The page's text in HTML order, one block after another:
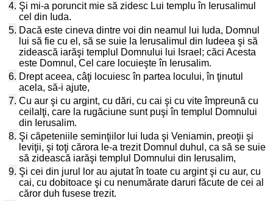
4. Şi mi-a poruncit mie să zidesc Lui templu în Ierusalimul
cel din Iuda.
5. Dacă este cineva dintre voi din neamul lui Iuda, Domnul
lui să fie cu el, să se suie la Ierusalimul din Iudeea şi să
zidească iarăşi templul Domnului lui Israel; căci Acesta
este Domnul, Cel care locuieşte în Ierusalim.
6. Drept aceea, câţi locuiesc în partea locului, în ţinutul
acela, să-i ajute,
7. Cu aur şi cu argint, cu dări, cu cai şi cu vite împreună cu
ceilalţi, care la rugăciune sunt puşi în templul Domnului
din Ierusalim.
8. Şi căpeteniile seminţiilor lui Iuda şi Veniamin, preoţii şi
leviţii, şi toţi cărora le-a trezit Domnul duhul, ca să se suie
să zidească iarăşi templul Domnului din Ierusalim,
9. Şi cei din jurul lor au ajutat în toate cu argint şi cu aur, cu
cai, cu dobitoace şi cu nenumărate daruri făcute de cei al
căror duh fusese trezit.